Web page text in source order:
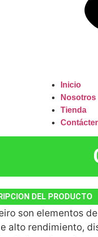
Inicio
Nosotros
Tienda
DEL PRODUCTO
son elementos
alto rendimiento,